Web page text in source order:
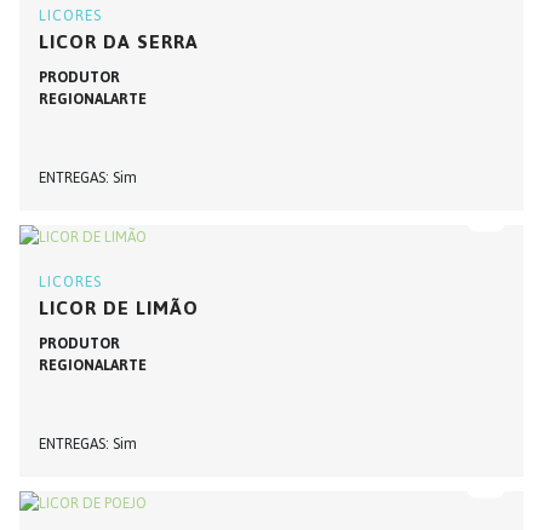
LICORES
LICOR DA SERRA
PRODUTOR
REGIONALARTE
ENTREGAS Sim
LICORES
LICOR DE LIMÃO
PRODUTOR
REGIONALARTE
ENTREGAS Sim